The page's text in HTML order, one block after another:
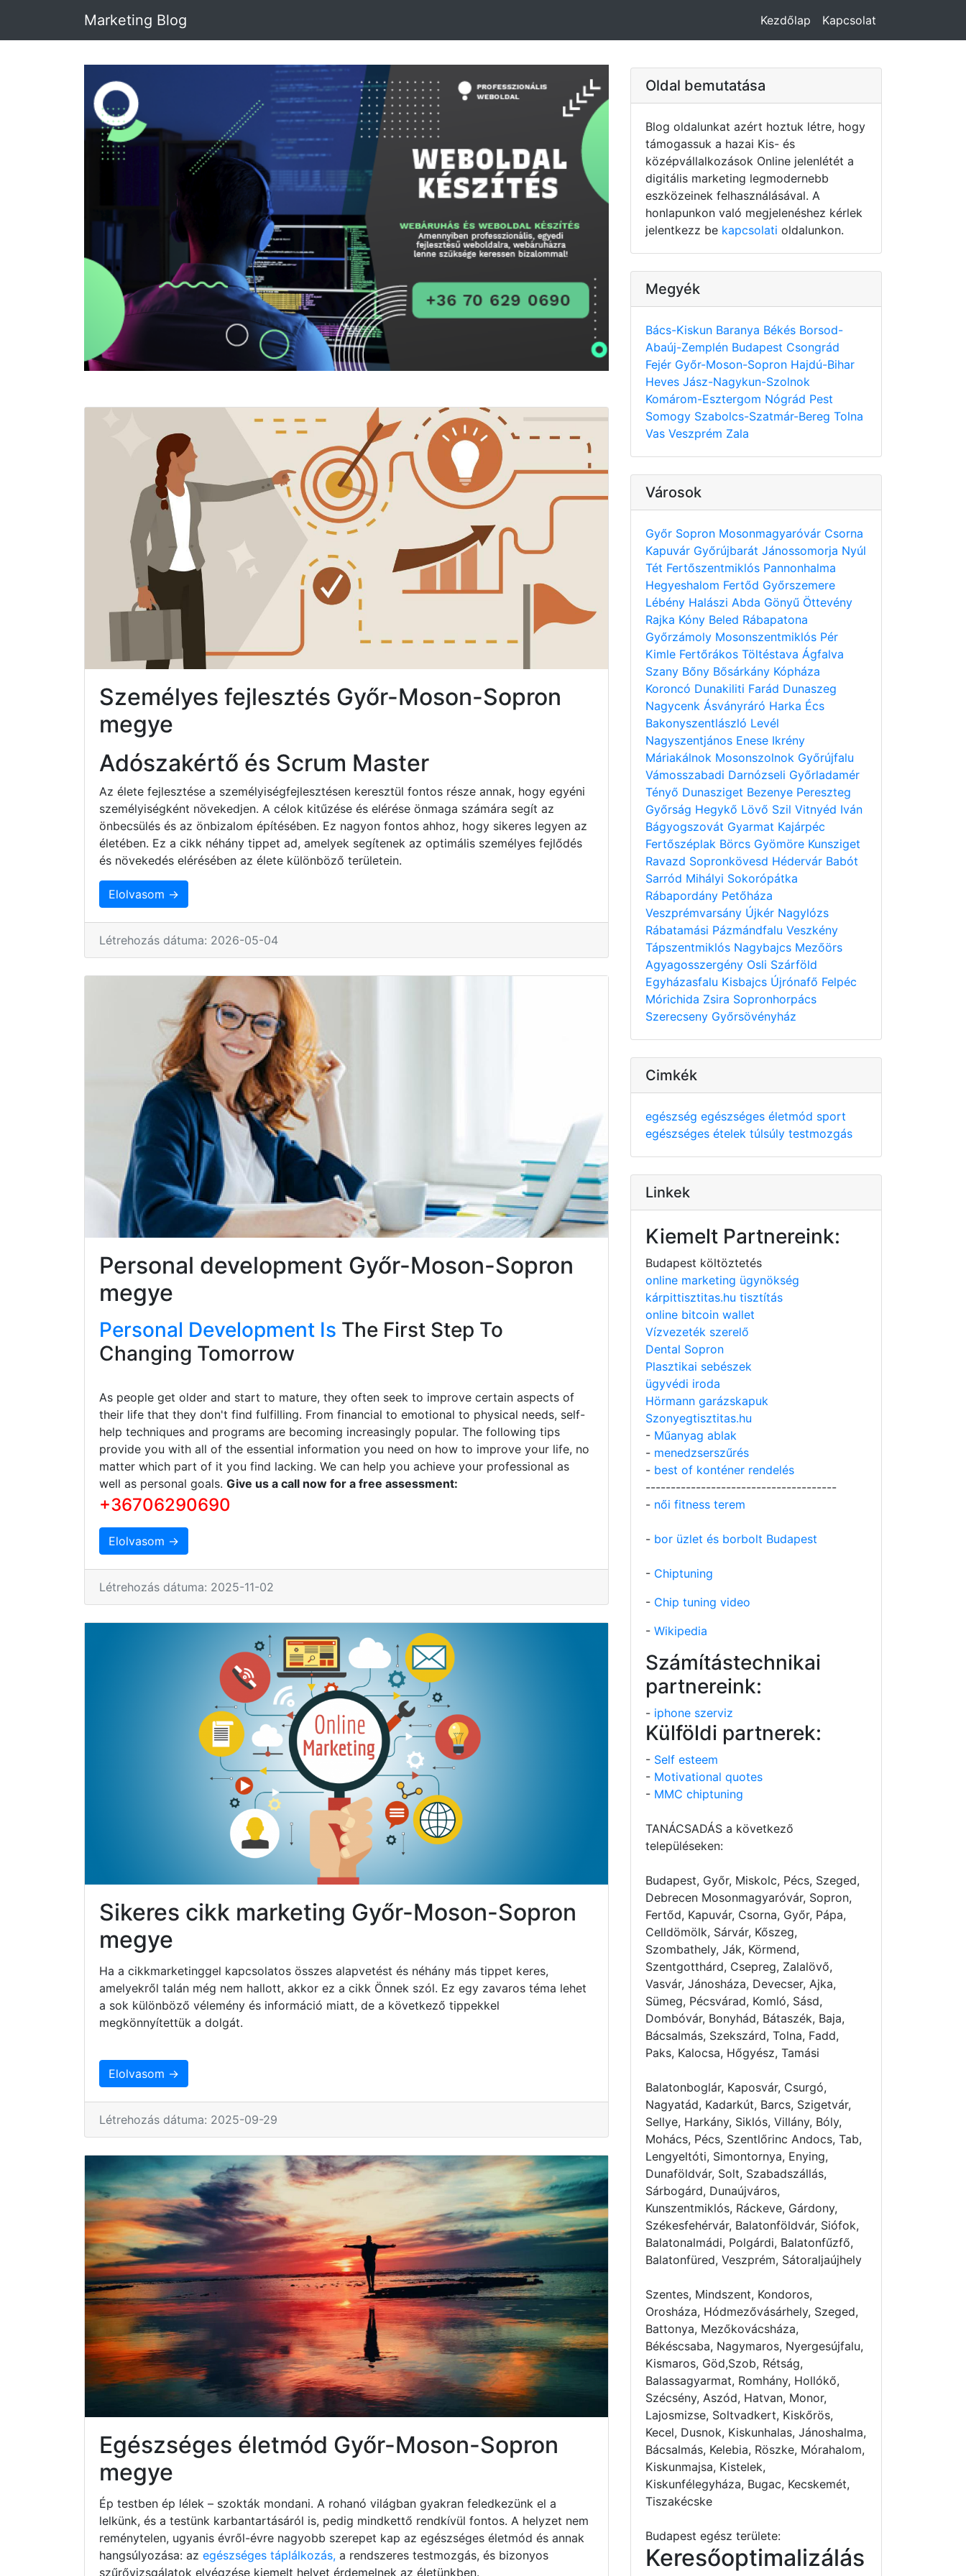
Marketing Blog Kezdőlap Kapcsolat
Személyes fejlesztés Győr-Moson-Sopron
megye
Adószakértő és Scrum Master
Az élete fejlesztése a személyiségfejlesztésen keresztül fontos része annak, hogy egyéni
személyiségként növekedjen. A célok kitűzése és elérése önmaga számára segít az
önbecsülés és az önbizalom építésében. Ez nagyon fontos ahhoz, hogy sikeres legyen az
életében. Ez a cikk néhány tippet ad, amelyek segítenek az optimális személyes fejlődés
és növekedés elérésében az élete különböző területein.
Elolvasom →
Létrehozás dátuma: 2026-05-04
Personal development Győr-Moson-Sopron
megye
Personal Development Is The First Step To
Changing Tomorrow
As people get older and start to mature, they often seek to improve certain aspects of
their life that they don't find fulfilling. From financial to emotional to physical needs, self-
help techniques and programs are becoming increasingly popular. The following tips
provide you with all of the essential information you need on how to improve your life, no
matter which part of it you find lacking. We can help you achieve your professional as
well as personal goals. Give us a call now for a free assessment:
+36706290690
Elolvasom →
Létrehozás dátuma: 2025-11-02
Sikeres cikk marketing Győr-Moson-Sopron
megye
Ha a cikkmarketinggel kapcsolatos összes alapvetést és néhány más tippet keres,
amelyekről talán még nem hallott, akkor ez a cikk Önnek szól. Ez egy zavaros téma lehet
a sok különböző vélemény és információ miatt, de a következő tippekkel
megkönnyítettük a dolgát.
Elolvasom →
Létrehozás dátuma: 2025-09-29
Egészséges életmód Győr-Moson-Sopron
megye
Ép testben ép lélek – szokták mondani. A rohanó világban gyakran feledkezünk el a
lelkünk, és a testünk karbantartásáról is, pedig mindkettő rendkívül fontos. A helyzet nem
reménytelen, ugyanis évről-évre nagyobb szerepet kap az egészséges életmód és annak
hangsúlyozása: az egészséges táplálkozás, a rendszeres testmozgás, és bizonyos
szűrővizsgálatok elvégzése kiemelt helyet érdemelnek az életünkben.
Oldal bemutatása
Blog oldalunkat azért hoztuk létre, hogy
támogassuk a hazai Kis- és
középvállalkozások Online jelenlétét a
digitális marketing legmodernebb
eszközeinek felhasználásával. A
honlapunkon való megjelenéshez kérlek
jelentkezz be kapcsolati oldalunkon.
Megyék
Bács-Kiskun Baranya Békés Borsod-
Abaúj-Zemplén Budapest Csongrád
Fejér Győr-Moson-Sopron Hajdú-Bihar
Heves Jász-Nagykun-Szolnok
Komárom-Esztergom Nógrád Pest
Somogy Szabolcs-Szatmár-Bereg Tolna
Vas Veszprém Zala
Városok
Győr Sopron Mosonmagyaróvár Csorna
Kapuvár Győrújbarát Jánossomorja Nyúl
Tét Fertőszentmiklós Pannonhalma
Hegyeshalom Fertőd Győrszemere
Lébény Halászi Abda Gönyű Öttevény
Rajka Kóny Beled Rábapatona
Győrzámoly Mosonszentmiklós Pér
Kimle Fertőrákos Töltéstava Ágfalva
Szany Bőny Bősárkány Kópháza
Koroncó Dunakiliti Farád Dunaszeg
Nagycenk Ásványráró Harka Écs
Bakonyszentlászló Levél
Nagyszentjános Enese Ikrény
Máriakálnok Mosonszolnok Győrújfalu
Vámosszabadi Darnózseli Győrladamér
Tényő Dunasziget Bezenye Pereszteg
Győrság Hegykő Lövő Szil Vitnyéd Iván
Bágyogszovát Gyarmat Kajárpéc
Fertőszéplak Börcs Gyömöre Kunsziget
Ravazd Sopronkövesd Hédervár Babót
Sarród Mihályi Sokorópátka
Rábapordány Petőháza
Veszprémvarsány Újkér Nagylózs
Rábatamási Pázmándfalu Veszkény
Tápszentmiklós Nagybajcs Mezőörs
Agyagosszergény Osli Szárföld
Egyházasfalu Kisbajcs Újrónafő Felpéc
Mórichida Zsira Sopronhorpács
Szerecseny Győrsövényház
Cimkék
egészség egészséges életmód sport
egészséges ételek túlsúly testmozgás
Linkek
Kiemelt Partnereink:
Budapest költöztetés
online marketing ügynökség
kárpittisztitas.hu tisztítás
online bitcoin wallet
Vízvezeték szerelő
Dental Sopron
Plasztikai sebészek
ügyvédi iroda
Hörmann garázskapuk
Szonyegtisztitas.hu
- Műanyag ablak
- menedzserszűrés
- best of konténer rendelés
--------------------------------------
- női fitness terem
- bor üzlet és borbolt Budapest
- Chiptuning
- Chip tuning video
- Wikipedia
Számítástechnikai
partnereink:
- iphone szerviz
Külföldi partnerek:
- Self esteem
- Motivational quotes
- MMC chiptuning
TANÁCSADÁS a következő
településeken:
Budapest, Győr, Miskolc, Pécs, Szeged,
Debrecen Mosonmagyaróvár, Sopron,
Fertőd, Kapuvár, Csorna, Győr, Pápa,
Celldömölk, Sárvár, Kőszeg,
Szombathely, Ják, Körmend,
Szentgotthárd, Csepreg, Zalalövő,
Vasvár, Jánosháza, Devecser, Ajka,
Sümeg, Pécsvárad, Komló, Sásd,
Dombóvár, Bonyhád, Bátaszék, Baja,
Bácsalmás, Szekszárd, Tolna, Fadd,
Paks, Kalocsa, Hőgyész, Tamási
Balatonboglár, Kaposvár, Csurgó,
Nagyatád, Kadarkút, Barcs, Szigetvár,
Sellye, Harkány, Siklós, Villány, Bóly,
Mohács, Pécs, Szentlőrinc Andocs, Tab,
Lengyeltóti, Simontornya, Enying,
Dunaföldvár, Solt, Szabadszállás,
Sárbogárd, Dunaújváros,
Kunszentmiklós, Ráckeve, Gárdony,
Székesfehérvár, Balatonföldvár, Siófok,
Balatonalmádi, Polgárdi, Balatonfűzfő,
Balatonfüred, Veszprém, Sátoraljaújhely
Szentes, Mindszent, Kondoros,
Orosháza, Hódmezővásárhely, Szeged,
Battonya, Mezőkovácsháza,
Békéscsaba, Nagymaros, Nyergesújfalu,
Kismaros, Göd,Szob, Rétság,
Balassagyarmat, Romhány, Hollókő,
Szécsény, Aszód, Hatvan, Monor,
Lajosmizse, Soltvadkert, Kiskőrös,
Kecel, Dusnok, Kiskunhalas, Jánoshalma,
Bácsalmás, Kelebia, Röszke, Mórahalom,
Kiskunmajsa, Kistelek,
Kiskunfélegyháza, Bugac, Kecskemét,
Tiszakécske
Budapest egész területe:
Keresőoptimalizálás